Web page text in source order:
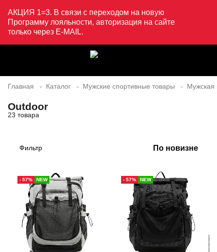
АКЦИЯ 1=3. В связи с переходом на новую
Программу лояльности, авторизация на сайте
только через E-MAIL.
Главная Каталог Мужские спортивные товары Мужская
Outdoor
23 товара
Фильтр По новизне
- 57% NEW - 57% NEW